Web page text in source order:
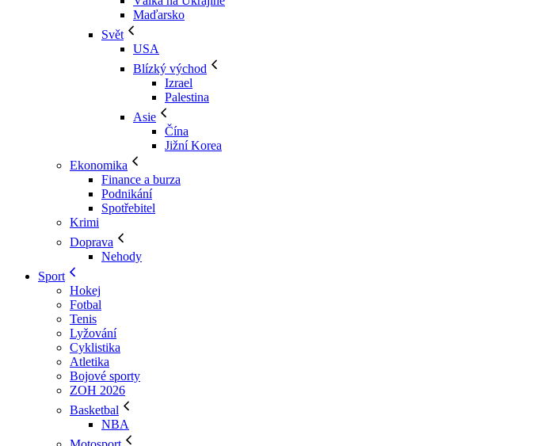
Maďarsko
Svět
USA
Blízký východ
Izrael
Palestina
Asie
Čína
Jižní Korea
Ekonomika
Finance a burza
Podnikání
Spotřebitel
Krimi
Doprava
Nehody
Sport
Hokej
Fotbal
Tenis
Lyžování
Cyklistika
Atletika
Bojové sporty
ZOH 2026
Basketbal
NBA